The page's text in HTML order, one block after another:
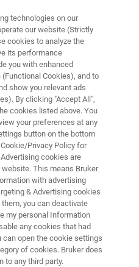
热线常见问题答
technologies on our
our website (Strictly
cookies to analyze the
its performance
you with enhanced
Cookies), and to
show you relevant ads
By clicking "Accept All",
cookies listed above. You
your preferences at any
button on the bottom
Privacy Policy for
cookies are
This means Bruker
with advertising
& Advertising cookies
you can deactivate
my personal Information
any cookies that had
can open the cookie settings
of cookies. Bruker does
to any third party.